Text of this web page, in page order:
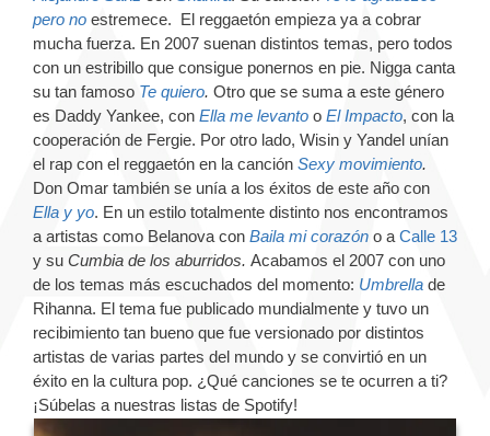
pero no estremece. El reggaetón empieza ya a cobrar
mucha fuerza. En 2007 suenan distintos temas, pero todos
con un estribillo que consigue ponernos en pie. Nigga canta
su tan famoso Te quiero. Otro que se suma a este género
es Daddy Yankee, con Ella me levanto o El Impacto, con la
cooperación de Fergie. Por otro lado, Wisin y Yandel unían
el rap con el reggaetón en la canción Sexy movimiento.
Don Omar también se unía a los éxitos de este año con
Ella y yo. En un estilo totalmente distinto nos encontramos
a artistas como Belanova con Baila mi corazón o a Calle 13
y su Cumbia de los aburridos. Acabamos el 2007 con uno
de los temas más escuchados del momento: Umbrella de
Rihanna. El tema fue publicado mundialmente y tuvo un
recibimiento tan bueno que fue versionado por distintos
artistas de varias partes del mundo y se convirtió en un
éxito en la cultura pop. ¿Qué canciones se te ocurren a ti?
¡Súbelas a nuestras listas de Spotify!